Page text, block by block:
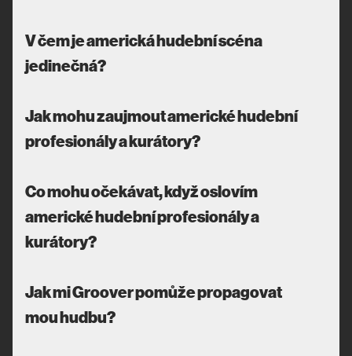
V čem je americká hudební scéna
jedinečná?
Jak mohu zaujmout americké hudební
profesionály a kurátory?
Co mohu očekávat, když oslovím
americké hudební profesionály a
kurátory?
Jak mi Groover pomůže propagovat
mou hudbu?